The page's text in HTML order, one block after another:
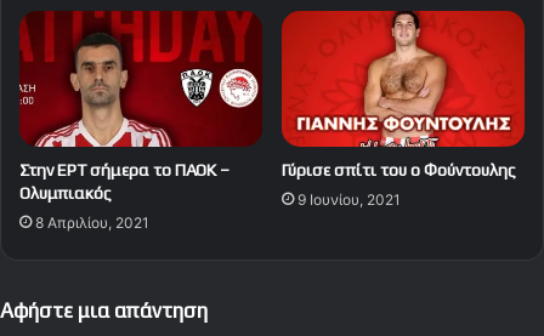
Στην ΕΡΤ σήμερα το ΠΑΟΚ –
Ολυμπιακός
8 Απριλίου, 2021
Γύρισε σπίτι του ο Φούντουλης
9 Ιουνίου, 2021
Αφήστε μια απάντηση